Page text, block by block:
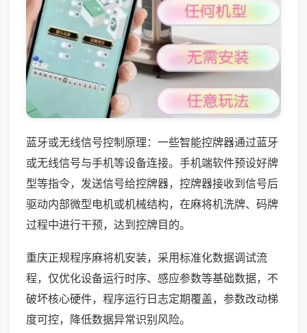
蓝牙或无线信号控制原理：一些智能控牌器通过蓝牙
或无线信号与手机等设备连接。手机端软件预设好牌
型等指令，发送信号给控牌器，控牌器接收到信号后
驱动内部微型电机或机械结构，在麻将机洗牌、码牌
过程中进行干预，达到控牌目的。
重庆正规程序麻将机安装，采用标准化数据调试流
程，仅优化设备运行时序、感应参数等基础数据，不
破坏核心硬件，程序运行日志定期覆盖，参数改动梯
度可控，降低数据异常识别风险。